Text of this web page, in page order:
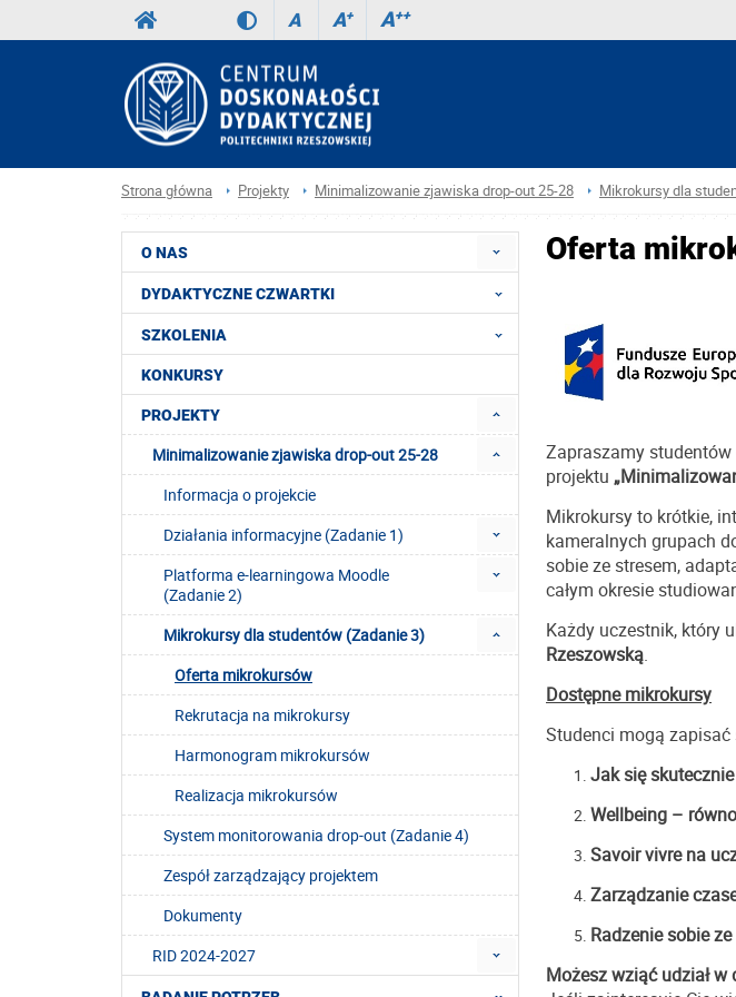
A A+ A++
Strona główna Projekty Minimalizowanie zjawiska drop-out 25-28 Mikrokursy dla
O NAS
DYDAKTYCZNE CZWARTKI
SZKOLENIA
KONKURSY
PROJEKTY
Minimalizowanie zjawiska drop-out 25-28
Informacja o projekcie
Działania informacyjne (Zadanie 1)
Platforma e-learningowa Moodle
(Zadanie 2)
Mikrokursy dla studentów (Zadanie 3)
Oferta mikrokursów
Rekrutacja na mikrokursy
Harmonogram mikrokursów
Realizacja mikrokursów
System monitorowania drop-out (Zadanie 4)
Zespół zarządzający projektem
Dokumenty
RID 2024-2027
Oferta
Zapraszamy studentów
projektu
Mikrokursy to krótkie,
kameralnych grupach
sobie ze stresem,
całym okresie
Każdy uczestnik, który
Rzeszowską.
Dostępne mikrokursy
Studenci mogą
Jak się
Wellbeing –
Savoir vivre na
Zarządzanie
Radzenie sobie
Możesz wziąć udział